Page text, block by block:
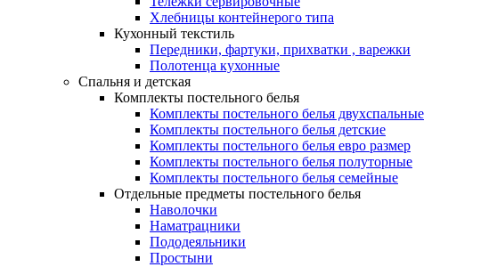
Хлебницы контейнерого типа
Кухонный текстиль
Передники, фартуки, прихватки , варежки
Полотенца кухонные
Спальня и детская
Комплекты постельного белья
Комплекты постельного белья двухспальные
Комплекты постельного белья детские
Комплекты постельного белья евро размер
Комплекты постельного белья полуторные
Комплекты постельного белья семейные
Отдельные предметы постельного белья
Наволочки
Наматрацники
Пододеяльники
Простыни